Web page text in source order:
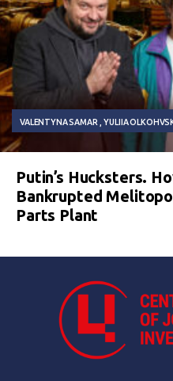
VALENTYNA SAMAR YULIIA
Putin’s Hucksters.
Bankrupted
Parts Plant